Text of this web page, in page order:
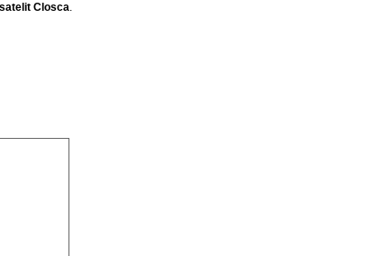
Closca.